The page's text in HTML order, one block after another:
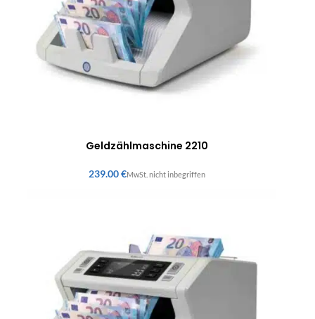
Geldzählmaschine 2210
€